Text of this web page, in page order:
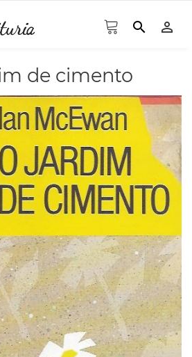
search person_outline
de cimento